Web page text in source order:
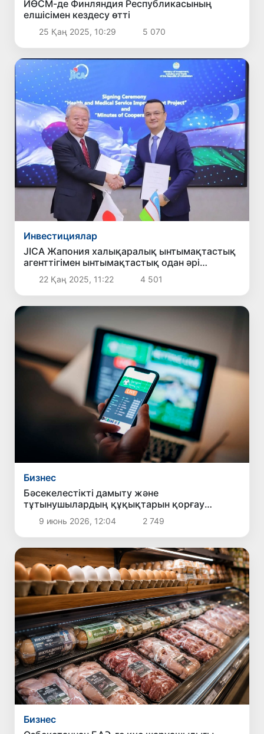
ИӨСМ-де Финляндия Республикасының
елшісімен кездесу өтті
25 Қаң 2025, 10:29 5 070
Инвестициялар
JICA Жапония халықаралық ынтымақтастық
агенттігімен ынтымақтастық одан әрі
кеңейтілетін болады
22 Қаң 2025, 11:22 4 501
Бизнес
Бәсекелестікті дамыту және
тұтынушылардың құқықтарын қорғау
комитеті Әлем чемпионаты қарсаңында
букмекерлік жарнамаларға қатысты
шаралар қолданылатынын еске салды
9 июнь 2026, 12:04 2 749
Бизнес